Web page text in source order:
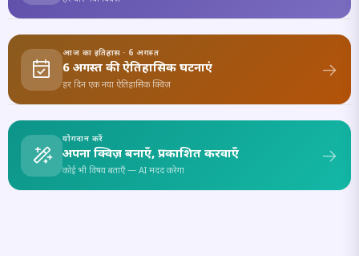
आज का इतिहास · 6 अगस्त
6 अगस्त की ऐतिहासिक घटनाएं
हर दिन एक नया ऐतिहासिक क्विज़
योगदान करें
अपना क्विज़ बनाएँ, प्रकाशित करवाएँ
कोई भी विषय बताएँ — AI मदद करेगा